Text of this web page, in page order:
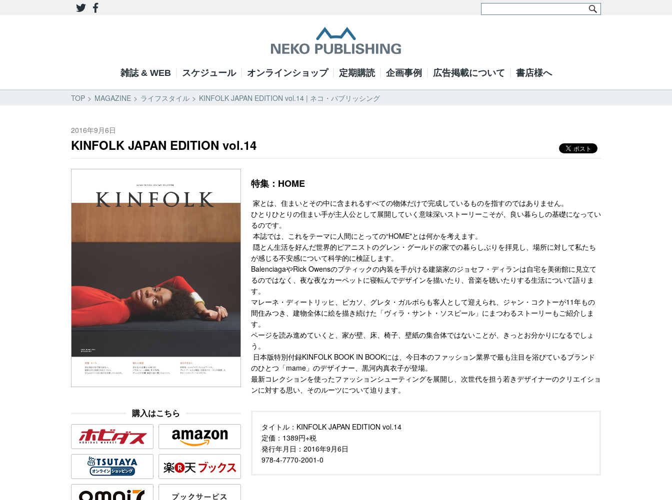
雑誌 & WEB スケジュール オンラインショップ 定期購読 企画事例 広告掲載について 書店様へ
TOP MAGAZINE ライフスタイル KINFOLK JAPAN EDITION vol.14 | ネコ・パブリッシング
2016年9月6日
KINFOLK JAPAN EDITION vol.14
購入はこちら
特集：HOME
家とは、住まいとその中に含まれるすべての物体だけで完成しているものを指すのではありません。
ひとりひとりの住まい手が主人公として展開していく意味深いストーリーこそが、良い暮らしの基礎になってい
るのです。
本誌では、これをテーマに人間にとっての“HOME"とは何かを考えます。
隠とん生活を好んだ世界的ピアニストのグレン・グールドの家での暮らしぶりを拝見し、場所に対して私たち
が感じる不安感について科学的に検証します。
BalenciagaやRick Owensのブティックの内装を手がける建築家のジョセフ・ディランは自宅を美術館に見立て
るのではなく、夜な夜なカーペットに寝転んでデザインを描いたり、音楽を聴いたりする生活について語りま
す。
マレーネ・ディートリッヒ、ピカソ、グレタ・ガルボらも客人として迎えられ、ジャン・コクトーが11年もの
間住みつき、建物全体に絵を描き続けた「ヴィラ・サント・ソスピール」にまつわるストーリーもご紹介しま
す。
ページを読み進めていくと、家が壁、床、椅子、壁紙の集合体ではないことが、きっとお分かりになるでしょ
う。
日本版特別付録KINFOLK BOOK IN BOOKには、今日本のファッション業界で最も注目を浴びているブランド
のひとつ「mame」のデザイナー、黒河内真衣子が登場。
最新コレクションを使ったファッションシューティングを展開し、次世代を担う若きデザイナーのクリエイショ
ンに対する思い、そのルーツについて迫ります。
タイトル： KINFOLK JAPAN EDITION vol.14
定価： 1389円+税
発行年月日： 2016年9月6日
978-4-7770-2001-0